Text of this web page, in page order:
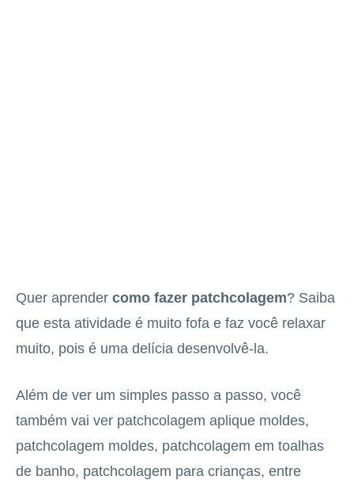
Quer aprender como fazer patchcolagem? Saiba
que esta atividade é muito fofa e faz você relaxar
muito, pois é uma delícia desenvolvê-la.
Além de ver um simples passo a passo, você
também vai ver patchcolagem aplique moldes,
patchcolagem moldes, patchcolagem em toalhas
de banho, patchcolagem para crianças, entre